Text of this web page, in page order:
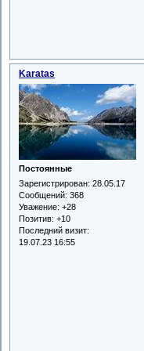
Karatas
Постоянные
Зарегистрирован: 28.05.17
Сообщений: 368
Уважение: +28
Позитив: +10
Последний визит:
19.07.23 16:55